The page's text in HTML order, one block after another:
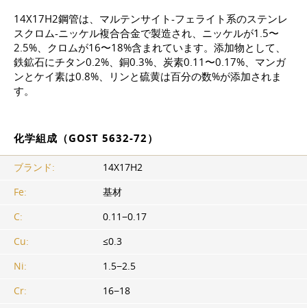
14Х17Н2鋼管は、マルテンサイト-フェライト系のステンレ
スクロム-ニッケル複合合金で製造され、ニッケルが1.5〜
2.5%、クロムが16〜18%含まれています。添加物として、
鉄鉱石にチタン0.2%、銅0.3%、炭素0.11〜0.17%、マンガ
ンとケイ素は0.8%、リンと硫黄は百分の数%が添加されま
す。
化学組成（GOST 5632-72）
ブランド:
14Х17Н2
Fe:
基材
C:
0.11−0.17
Cu:
≤0.3
Ni:
1.5−2.5
Cr:
16−18